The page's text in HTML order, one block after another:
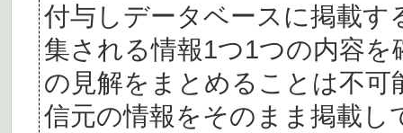
付与しデータベースに掲載
集される情報1つ1つの内容
の見解をまとめることは不
信元の情報をそのまま掲載し